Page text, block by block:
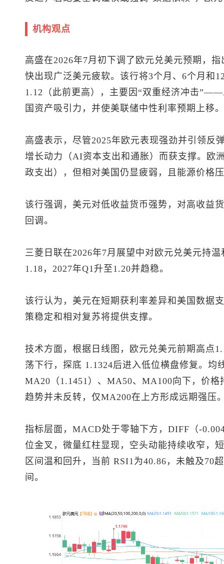
机构观点
高盛在2026年7月初下调了 欧元兑美元预期，指
快出现广泛美元疲软。该行将3个月、6个月和
1.12（此前更高），主要因“双重经济冲击
国资产吸引力，并使美联储中性利率预期上移。
高盛表示，尽管2025年欧元表现强劲并引领反
增长动力（AI资本支出和通胀）而获支撑。欧
政支出），但相对美国仍显疲弱，且能源价格
该行强调，美元对低收益货币强势，对高收益
回调。
三菱日联在2026年7月展望中对欧元兑美元持温
1.18，2027年Q1升至1.20并趋稳。
该行认为，美元在短期获利率差异和美国数据
策稳定和相对复苏将提供支撑。
技术方面，根据日线图， 欧元兑美元前期高点
荡下行，探底 1.1324后进入低位横盘修复。均
MA20（1.1451）、MA50、MA100向下，价
趋势并未反转，仅MA200在上方形成远期强压
指标层面，MACD处于零轴下方，DIFF（-
位金叉，微量红柱显现，空头动能持续收窄，
区间温和回升，当前 RSI1为40.86，未触及70
间。